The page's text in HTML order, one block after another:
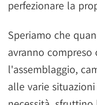
perfezionare la
Speriamo che
avranno compreso
l'assemblaggio,
alle varie